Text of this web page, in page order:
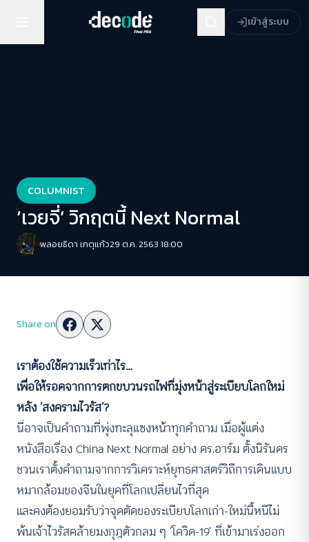
เข้าสู่ระบบ
COLUMNIST
‘เวยจี่’ วิกฤตนี้ Next Normal
พลอยธิดา เกตุแก้ว29 ต.ค. 2563 18:00
Share on
เราต้องใช้ความเร็วเท่าไร…
เพื่อให้รอดจากการตกขบวนรถไฟที่มุ่งหน้าสู่ระเบียบโลกใหม่
หลัง ‘สงครามไวรัส’?
นี่อาจเป็นคำถามที่พุ่งทะลุแซงหน้าทุกคำถาม เมื่อผู้แต่ง
หนังสือเรื่อง China Next Normal อย่าง ดร.อาร์ม ตั้งนิรันดร
ชวนเราตั้งคำถามจากการวิเคราะห์ยุทธศาสตร์วิถีการเดินแบบ
หมากล้อมของจีนในยุคที่โลกเปลี่ยนไวที่สุด
และคงต้องยอมรับว่าจุดตัดของระเบียบโลกเก่า-ใหม่นี้หนีไม่
พ้นเจ้าไวรัสคล้ายมงกุฎตัวกลม ๆ ‘โควิด-19’ ที่เข้ามาเร่งออก